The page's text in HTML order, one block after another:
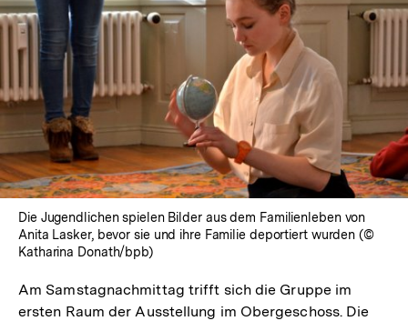
Lightbox
öffnen
Die Jugendlichen spielen Bilder aus dem Familienleben von
Anita Lasker, bevor sie und ihre Familie deportiert wurden (©
Katharina Donath/bpb)
Am Samstagnachmittag trifft sich die Gruppe im
ersten Raum der Ausstellung im Obergeschoss. Die